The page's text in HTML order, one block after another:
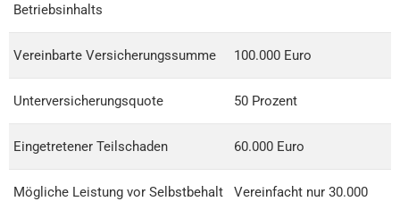
Betriebsinhalts
Vereinbarte Versicherungssumme 100.000 Euro
Unterversicherungsquote 50 Prozent
Eingetretener Teilschaden 60.000 Euro
Mögliche Leistung vor Selbstbehalt
Vereinfacht nur 30.000